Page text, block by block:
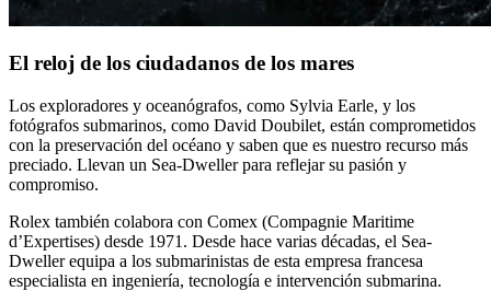
El reloj de los ciudadanos de los mares
Los exploradores y oceanógrafos, como Sylvia Earle, y los
fotógrafos submarinos, como David Doubilet, están comprometidos
con la preservación del océano y saben que es nuestro recurso más
preciado. Llevan un Sea-Dweller para reflejar su pasión y
compromiso.
Rolex también colabora con Comex (Compagnie Maritime
d’Expertises) desde 1971. Desde hace varias décadas, el Sea-
Dweller equipa a los submarinistas de esta empresa francesa
especialista en ingeniería, tecnología e intervención submarina.